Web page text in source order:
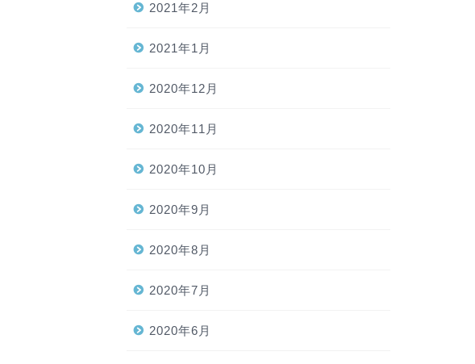
2021年2月
2021年1月
2020年12月
2020年11月
2020年10月
2020年9月
2020年8月
2020年7月
2020年6月